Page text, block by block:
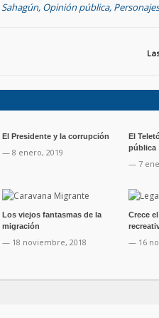
, Opinión pública,
El Presidente y la corrupción
— 8 enero, 2019
El
pública
— 7
Los viejos fantasmas de la
migración
— 18 noviembre, 2018
Crece
— 16